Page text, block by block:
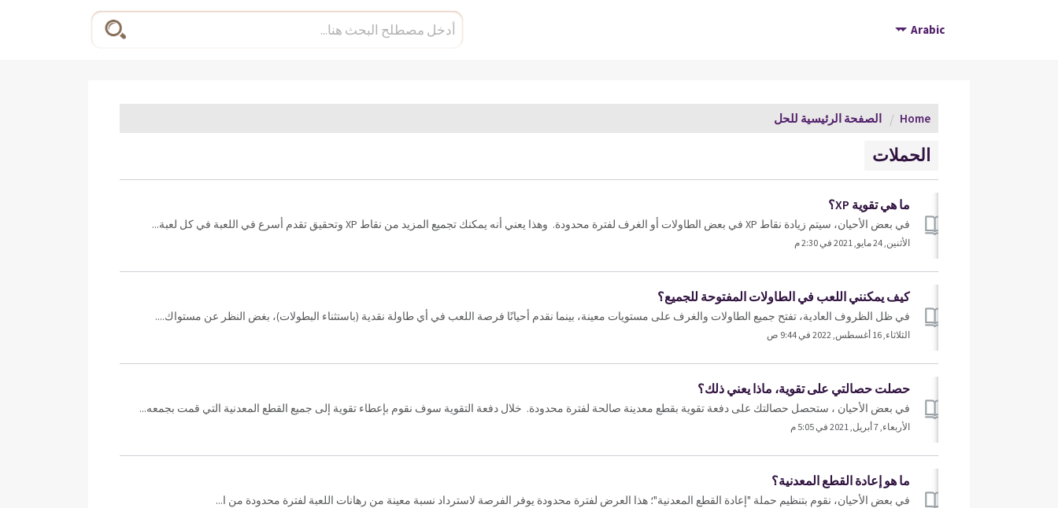
Arabic
Home الصفحة الرئيسية للحل
الحملات
ما هي تقوية XP؟
في بعض الأحيان، سيتم زيادة نقاط XP في بعض الطاولات أو الغرف لفترة محدودة. وهذا يعني أنه يمكنك تجميع المزيد من نقاط XP وتحقيق تقدم أسرع في اللعبة في كل لعبة...
الأثنين, 24 مايو, 2021 في 2:30 م
كيف يمكنني اللعب في الطاولات المفتوحة للجميع؟
في ظل الظروف العادية، تفتح جميع الطاولات والغرف على مستويات معينة، بينما نقدم أحيانًا فرصة اللعب في أي طاولة نقدية (باستثناء البطولات)، بغض النظر عن مستواك....
الثلاثاء, 16 أغسطس, 2022 في 9:44 ص
حصلت حصالتي على تقوية، ماذا يعني ذلك؟
في بعض الأحيان ، ستحصل حصالتك على دفعة تقوية بقطع معدينة صالحة لفترة محدودة. خلال دفعة التقوية سوف نقوم بإعطاء تقوية إلى جميع القطع المعدنية التي قمت بجمعه...
الأربعاء, 7 أبريل, 2021 في 5:05 م
ما هو إعادة القطع المعدنية؟
في بعض الأحيان، نقوم بتنظيم حملة "إعادة القطع المعدنية"؛ هذا العرض لفترة محدودة يوفر الفرصة لاسترداد نسبة معينة من رهانات اللعبة لفترة محدودة من ا...